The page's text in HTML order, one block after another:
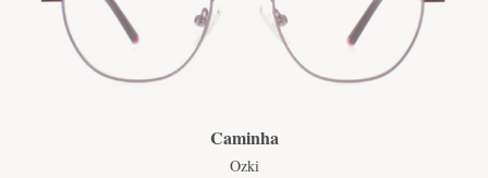
Caminha
Ozki